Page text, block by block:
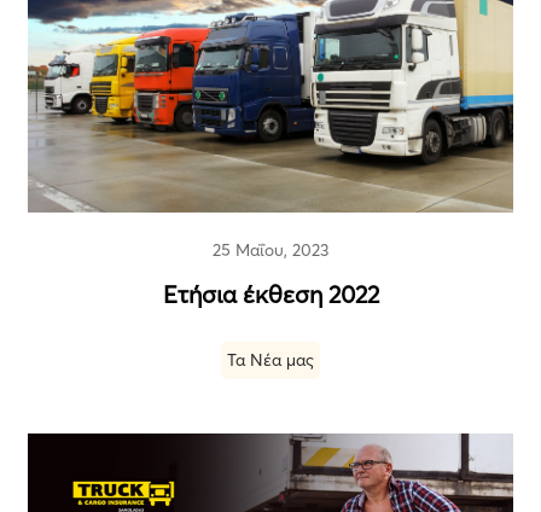
25 Μαΐου, 2023
Ετήσια έκθεση 2022
Τα Νέα μας